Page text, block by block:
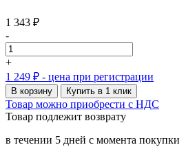
1 343 ₽
-
+
1 249 ₽ - цена при регистрации
В корзину Купить в 1 клик
Товар можно приобрести с НДС
Товар подлежит возврату
в течении 5 дней с момента покупки